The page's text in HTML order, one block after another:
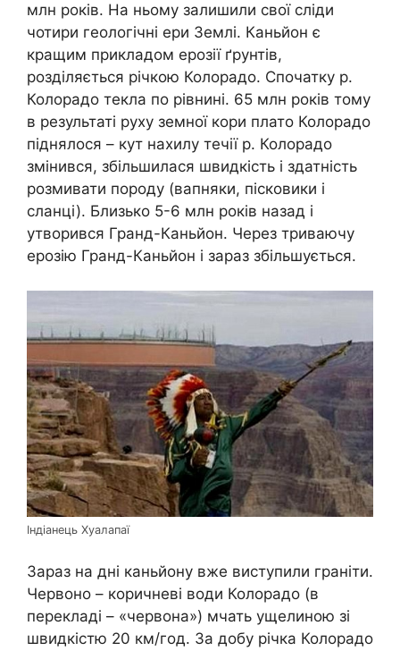
млн років. На ньому залишили свої сліди
чотири геологічні ери Землі. Каньйон є
кращим прикладом ерозії ґрунтів,
розділяється річкою Колорадо. Спочатку р.
Колорадо текла по рівнині. 65 млн років тому
в результаті руху земної кори плато Колорадо
піднялося – кут нахилу течії р. Колорадо
змінився, збільшилася швидкість і здатність
розмивати породу (вапняки, пісковики і
сланці). Близько 5-6 млн років назад і
утворився Гранд-Каньйон. Через триваючу
ерозію Гранд-Каньйон і зараз збільшується.
Індіанець Хуалапаї
Зараз на дні каньйону вже виступили граніти.
Червоно – коричневі води Колорадо (в
перекладі – «червона») мчать ущелиною зі
швидкістю 20 км/год. За добу річка Колорадо